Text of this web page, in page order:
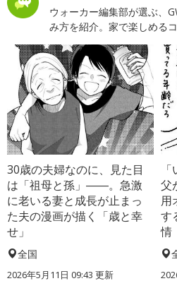
ウォーカー編集部が選ぶ、
み方を紹介。家で楽しめる
30歳の夫婦なのに、見た目
は「祖母と孫」――。急激
に老いる妻と成長が止まっ
た夫の漫画が描く「歳と幸
せ」
全国
2026年5月11日 09:43 更新
父
用
す
情